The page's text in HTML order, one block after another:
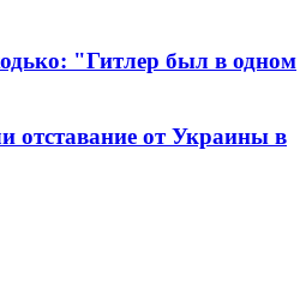
"Гитлер был в одном
отставание от Украины в